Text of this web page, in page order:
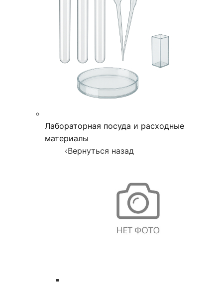
Лабораторная посуда и расходные
материалы
‹Вернуться назад